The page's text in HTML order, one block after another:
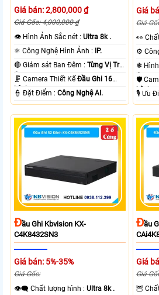
Giá bán: 2,800,000 ₫
Giá Gốc: 4,000,000 ₫
👁 Hình Ảnh Sắc nét :Ultra 8k .
⚛️ Công Nghệ Hình Ảnh :
IP.
🔴 Giám sát Ban Đêm :Từng Vị Trí
Camera .
🗜️ Camera Thiết KếĐầu Ghi 16
kênh.
️👮 Đặt Điểm :Công Nghệ AI.
Giá
Giá
️👀
Camera
🛡
kênh.
ĐẦu Ghi Kbvision KX-
C4K8432SN3
Giá bán: 5%-35%
Giá Gốc:
👁️‍🗨 Chất lượng hình :Ultra 8k .
ĐẦu
Giá
Giá
🦉